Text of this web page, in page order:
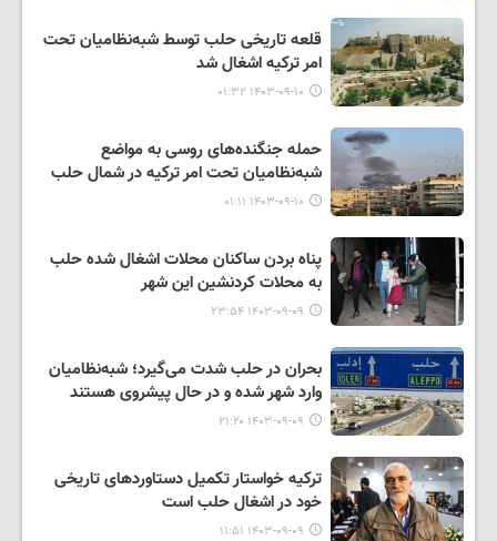
قلعه تاریخی حلب توسط شبه‌نظامیان تحت
امر ترکیه اشغال شد
۱۴۰۳-۰۹-۱۰ ۰۱:۳۲
حمله جنگنده‌های روسی به مواضع
شبه‌نظامیان تحت امر ترکیه در شمال حلب
۱۴۰۳-۰۹-۱۰ ۰۱:۱۱
پناه بردن ساکنان محلات اشغال شده حلب
به محلات کردنشین این شهر
۱۴۰۳-۰۹-۰۹ ۲۳:۵۴
بحران در حلب شدت می‌گیرد؛ شبه‌نظامیان
وارد شهر شده و در حال پیشروی هستند
۱۴۰۳-۰۹-۰۹ ۲۱:۲۰
ترکیه خواستار تکمیل دستاوردهای تاریخی
خود در اشغال حلب است
۱۴۰۳-۰۹-۰۹ ۱۱:۵۱